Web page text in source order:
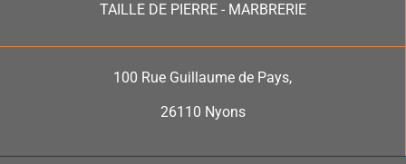
TAILLE DE PIERRE - MARBRERIE
100 Rue Guillaume de Pays,
26110 Nyons